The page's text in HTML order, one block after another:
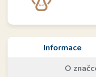
Informace
O